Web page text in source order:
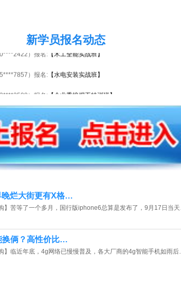
新学员报名动态
）报名:
）报名: 【木工全能实战班】
）报名:【电动车维修实战班】
）报名:【PLC编程实战班】
）报名:【装饰装修全能实战班】
）报名:【电工中级实战班】
）报名:【木工全能实战班】
）报名:【电子维修大专实战班】
烂大街更有X格…
】苦等了一个多月，国行版iphone6总算是发布了，9月17日当
换俩？高性价比…
】临近年底，4g网络已慢慢普及，各大厂商的4g智能手机如雨